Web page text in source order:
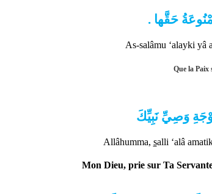
حَقَّها .
As-salâmu ‘alayki yâ
Que la Paix
وَصِيِّ نَبِيِّكَ
Allâhumma, salli ‘alâ
Mon Dieu, prie sur Ta